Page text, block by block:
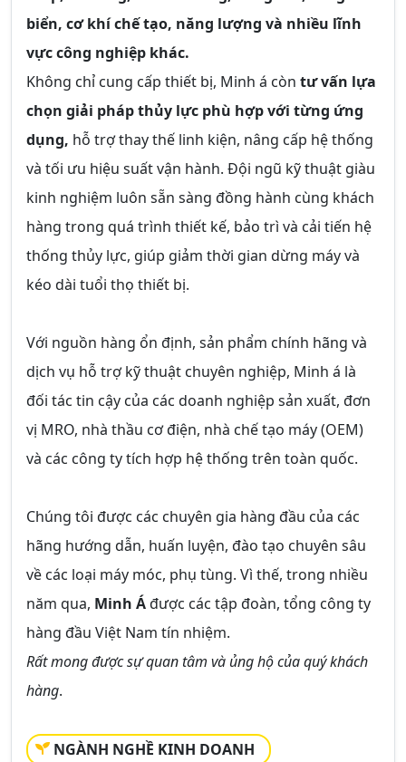
biển, cơ khí chế tạo, năng lượng và nhiều lĩnh
vực công nghiệp khác.
Không chỉ cung cấp thiết bị, Minh á còn tư vấn lựa
chọn giải pháp thủy lực phù hợp với từng ứng
dụng, hỗ trợ thay thế linh kiện, nâng cấp hệ thống
và tối ưu hiệu suất vận hành. Đội ngũ kỹ thuật giàu
kinh nghiệm luôn sẵn sàng đồng hành cùng khách
hàng trong quá trình thiết kế, bảo trì và cải tiến hệ
thống thủy lực, giúp giảm thời gian dừng máy và
kéo dài tuổi thọ thiết bị.
Với nguồn hàng ổn định, sản phẩm chính hãng và
dịch vụ hỗ trợ kỹ thuật chuyên nghiệp, Minh á là
đối tác tin cậy của các doanh nghiệp sản xuất, đơn
vị MRO, nhà thầu cơ điện, nhà chế tạo máy (OEM)
và các công ty tích hợp hệ thống trên toàn quốc.
Chúng tôi được các chuyên gia hàng đầu của các
hãng hướng dẫn, huấn luyện, đào tạo chuyên sâu
về các loại máy móc, phụ tùng. Vì thế, trong nhiều
năm qua, Minh Áđược các tập đoàn, tổng công ty
hàng đầu Việt Nam tín nhiệm.
Rất mong được sự quan tâm và ủng hộ của quý khách
hàng.
NGÀNH NGHỀ KINH DOANH